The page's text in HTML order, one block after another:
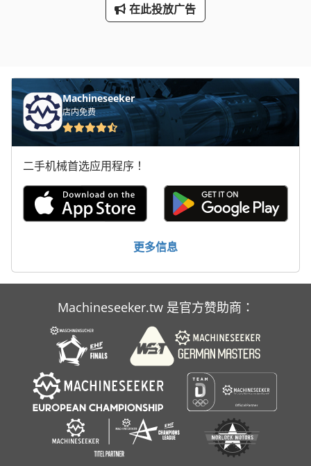
在此投放广告
Machineseeker
店内免费
二手机械首选应用程序！
更多信息
Machineseeker.tw 是官方赞助商：